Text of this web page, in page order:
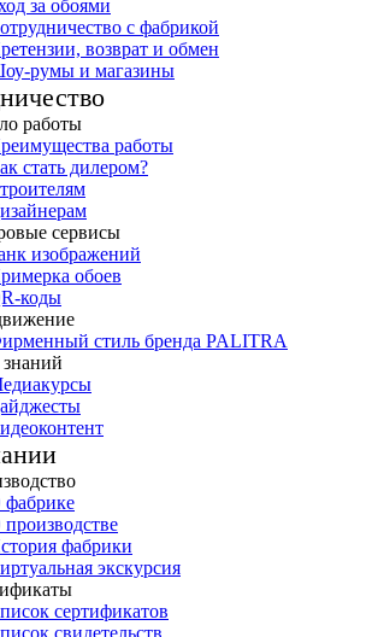
за обоями
с фабрикой
возврат и обмен
румы и магазины
работы
работы
стать дилером?
сервисы
изображений
обоев
коды
стиль бренда PALITRA
фабрики
экскурсия
сертификатов
свидетельств